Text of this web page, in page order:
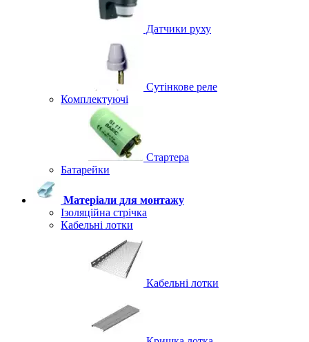
Датчики руху
Сутінкове реле
Комплектуючі
Стартера
Батарейки
Матеріали для монтажу
Ізоляційна стрічка
Кабельні лотки
Кабельні лотки